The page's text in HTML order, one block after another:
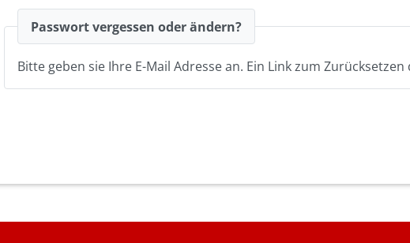
Passwort vergessen oder ändern?
Bitte geben sie Ihre E-Mail Adresse an. Ein Link zum